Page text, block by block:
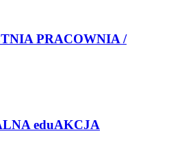
PRACOWNIA /
eduAKCJA